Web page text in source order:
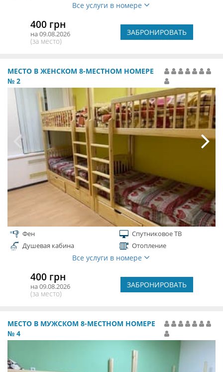
Все услуги в номере
400 грн
на 09.08.2026
(за место)
ЗАБРОНИРОВАТЬ
МЕСТО В ЖЕНСКОМ 8-МЕСТНОМ НОМЕРЕ
№ 2
Фен
Спутниковое ТВ
Душевая кабина
Отопление
Все услуги в номере
400 грн
на 09.08.2026
(за место)
ЗАБРОНИРОВАТЬ
МЕСТО В МУЖСКОМ 8-МЕСТНОМ НОМЕРЕ
№ 4